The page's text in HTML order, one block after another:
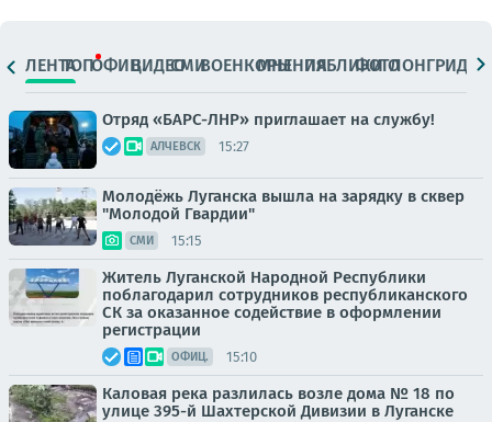
ЛЕНТАТОПОФИЦ.ВИДЕОСМИВОЕНКОРЫМНЕНИЯПАБЛИКИ
ФОТОЛОНГРИДЫ
Отряд «БАРС-ЛНР» приглашает на службу!
АЛЧЕВСК 15:27
Молодёжь Луганска вышла на зарядку в сквер
"Молодой Гвардии"
СМИ 15:15
Житель Луганской Народной Республики
поблагодарил сотрудников республиканского
СК за оказанное содействие в оформлении
регистрации
ОФИЦ. 15:10
Каловая река разлилась возле дома № 18 по
улице 395-й Шахтерской Дивизии в Луганске